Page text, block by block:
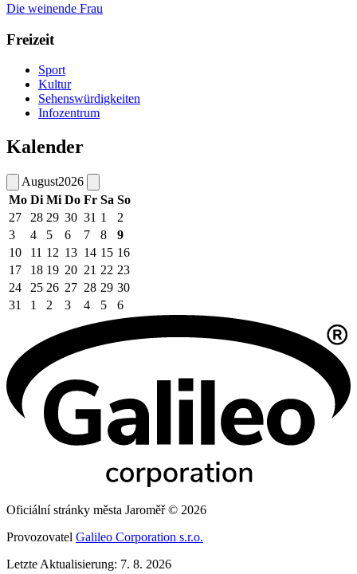
Die weinende Frau
Freizeit
Sport
Kultur
Sehenswürdigkeiten
Infozentrum
Kalender
August2026
Mo Di Mi Do Fr Sa So
27
28 29 30 31 1
2
3
4 5 6 7 8
9
10
11 12 13 14 15 16
17
18 19 20 21 22 23
24
25 26 27 28 29 30
31
1 2 3 4 5 6
Oficiální stránky města Jaroměř © 2026
Provozovatel Galileo Corporation s.r.o.
Letzte Aktualisierung: 7. 8. 2026